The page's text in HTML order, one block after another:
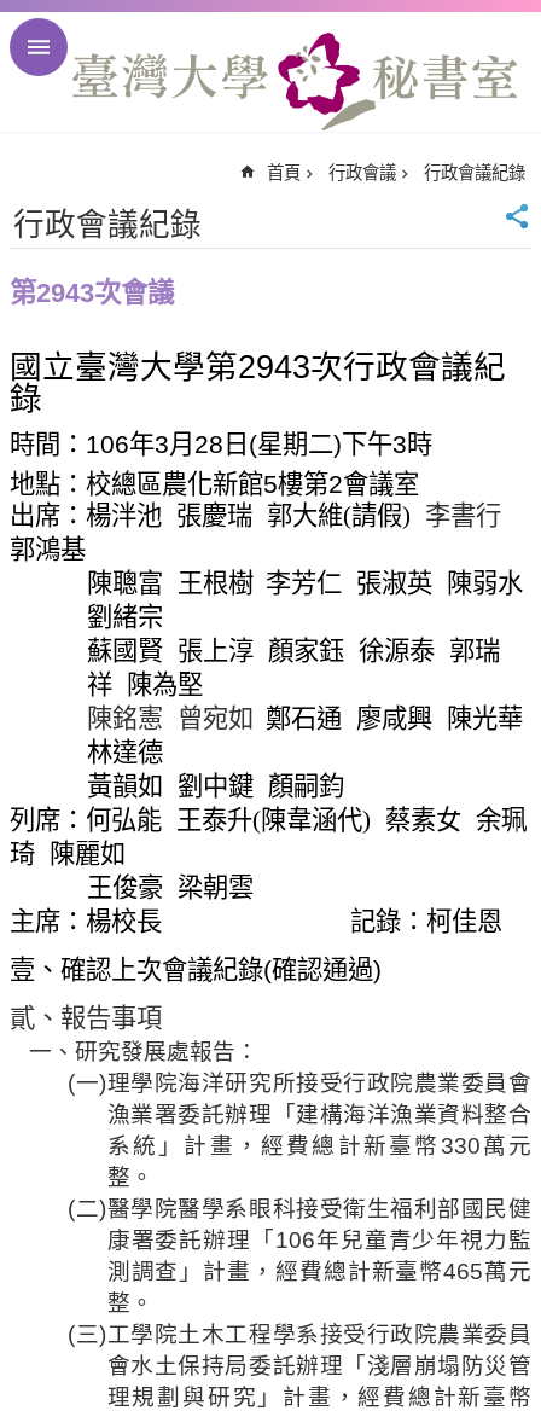
跳到主要內容區塊
首
頁
大
頁
臺
大
校
訊
English
網
關
於
秘
室
服
務
團
首頁 行政會議 行政會議紀錄
行政會議紀錄
第2943次會議
國立臺灣大學第2943次行政會議紀
錄
時間： 106年3月 28 日 (星期二)下午3時
地點：校總區農化新館5樓第2會議室
出席：楊泮池 張慶瑞 郭大維(請假) 李書行
郭鴻基
陳聰富
王根樹 李芳仁 張淑英
陳弱水
劉緒宗
蘇國賢 張上淳 顏家鈺 徐源泰 郭瑞
祥
陳為堅
陳銘憲
曾宛如 鄭石通 廖咸興
陳光華
林達德
黃韻如
劉中鍵 顏嗣鈞
列席：何弘能 王泰升(陳韋涵代) 蔡素女 余珮
琦
陳麗如
王俊豪 梁朝雲
主席：楊校長
記錄：柯佳恩
壹、確認上次會議紀錄(確認通過)
貳、報告事項
一、研究發展處報告：
(一)理學院海洋研究所接受行政院農業委員會
漁業署委託辦理「建構海洋漁業資料整合
系統」計畫，經費總計新臺幣 330萬元
整。
(二)醫學院醫學系眼科接受衛生福利部國民健
康署委託辦理「 106年兒童青少年視力監
測調查」計畫，經費總計新臺幣465萬元
整。
(三)工學院土木工程學系接受行政院農業委員
會水土保持局委託辦理「淺層崩塌防災管
理規劃與研究」計畫，經費總計新臺幣